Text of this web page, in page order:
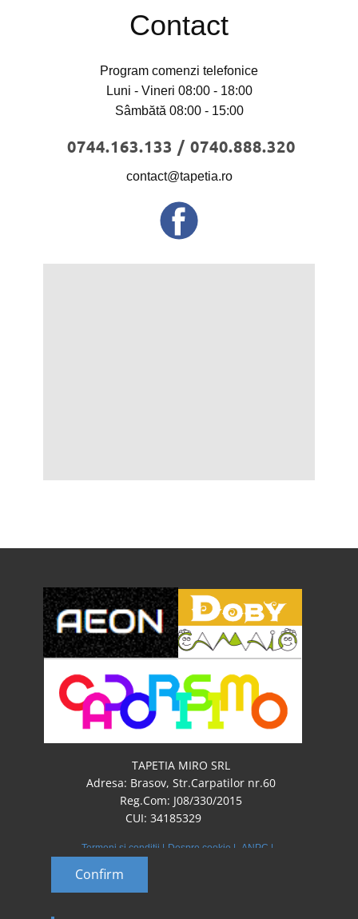
Contact
Program comenzi telefonice
Luni - Vineri 08:00 - 18:00
Sâmbătă 08:00 - 15:00
0744.163.133 / 0740.888.320
contact@tapetia.ro
TAPETIA MIRO SRL
Adresa: Brasov, Str.Carpatilor nr.60
Reg.Com: J08/330/2015
CUI: 34185329
Termeni si condiţii | Despre cookie |
ANPC |
Confirm
Confirm